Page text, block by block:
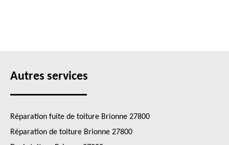
Autres services
Réparation fuite de toiture Brionne 27800
Réparation de toiture Brionne 27800